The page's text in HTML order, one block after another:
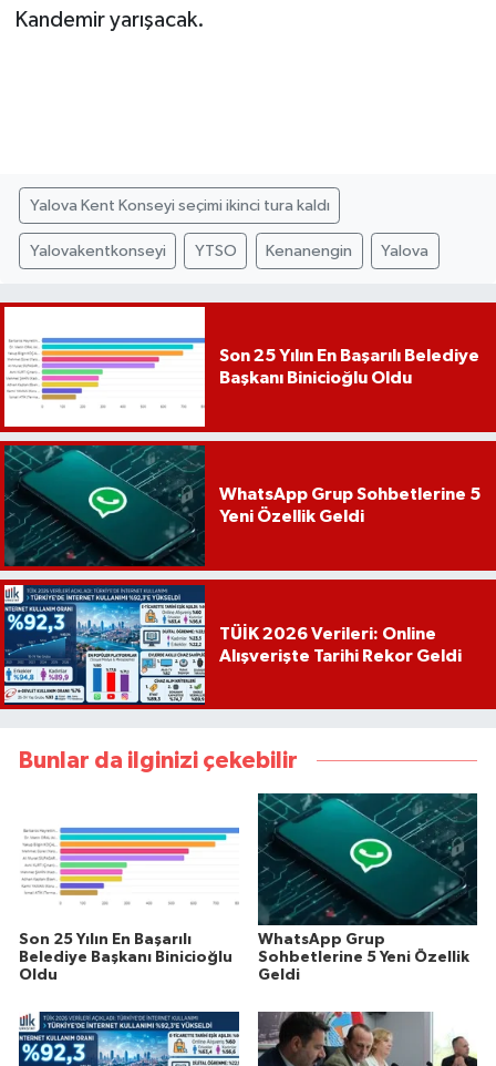
Kandemir yarışacak.
Yalova Kent Konseyi seçimi ikinci tura kaldı
Yalovakentkonseyi YTSO Kenanengin Yalova
Son 25 Yılın En Başarılı Belediye
Başkanı Binicioğlu Oldu
WhatsApp Grup Sohbetlerine 5
Yeni Özellik Geldi
TÜİK 2026 Verileri: Online
Alışverişte Tarihi Rekor Geldi
Bunlar da ilginizi çekebilir
Son 25 Yılın En Başarılı
Belediye Başkanı Binicioğlu
Oldu
WhatsApp Grup
Sohbetlerine 5 Yeni Özellik
Geldi